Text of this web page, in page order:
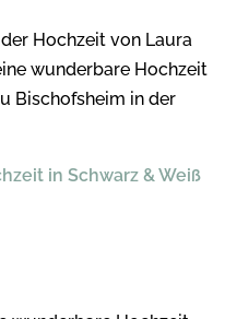
Hochzeit von Laura
wunderbare Hochzeit
Bischofsheim in der
in Schwarz & Weiß